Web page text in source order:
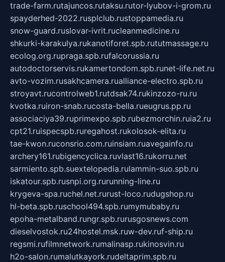
trade-farm.rutajuncos.rutaksu.rutor-lyubov-i-grom.ru
spayderhed-2022.rusplclub.rustoppamedia.ru
snow-guard.ruslovar-ivrit.rucleanmedicine.ru
shkurki-karakulya.rukanotiforet.spb.rututmassage.ru
ecolog.org.rupraga.spb.rufalcorussia.ru
autodoctorservis.rukamertondom.spb.runet-life.net.ru
avto-vozim.rusakhcamera.rualliance-electro.spb.ru
stroyavt.rucontrolweb1.rutdsak74.rukinzozo-ru.ru
kvotka.ruiron-snab.rucosta-bella.rueugrus.pp.ru
associaciya39.ruprimexpo.spb.rubezmorchin.ruia2.ru
cpt21.ruispecspb.ruregahost.rukolosok-elita.ru
tae-kwon.ruconsrio.com.ruinsiam.ruavegainfo.ru
archery161.rubigencyclica.ruvlast16.rukorru.net
sarmiento.spb.suextelopedia.rulammin-suo.spb.ru
iskatour.spb.rusnpi.org.rurunning-line.ru
krygeva-spa.ruchel.net.rurust-loco.rudugshop.ru
hl-beta.spb.ruschool494.spb.rumymubaby.ru
epoha-metalband.rungr.spb.rurusgosnews.com
dieselvostok.ru24hostel.msk.ruw-dev.ruf-ship.ru
regsmi.rufilmnetwork.rumalinasp.rukinosvin.ru
h2o-salon.rumalutkayork.rudeltaprim.spb.ru